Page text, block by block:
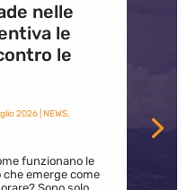
nelle
le
le
2026| NEWS,
funzionano le
che emerge come